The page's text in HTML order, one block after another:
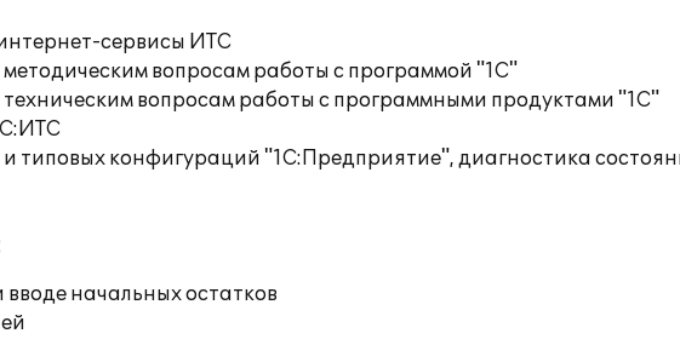
сервисы ИТС
вопросам работы с программой "1С"
вопросам работы с программными продуктами "1С"
типовых конфигураций "1С:Предприятие", диагностика
начальных остатков